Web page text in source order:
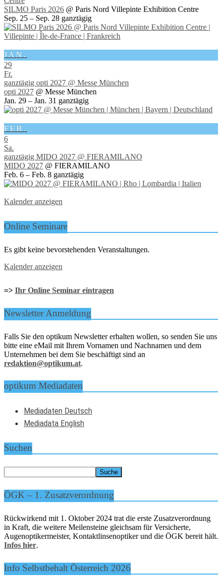
SILMO Paris 2026 @ Paris Nord Villepinte Exhibition Centre
Sep. 25 – Sep. 28 ganztägig
JAN.
29
Fr.
ganztägig opti 2027 @ Messe München
opti 2027 @ Messe München
Jan. 29 – Jan. 31 ganztägig
FEB.
6
Sa.
ganztägig MIDO 2027 @ FIERAMILANO
MIDO 2027 @ FIERAMILANO
Feb. 6 – Feb. 8 ganztägig
Kalender anzeigen
Online Seminare
Es gibt keine bevorstehenden Veranstaltungen.
Kalender anzeigen
=> Ihr Online Seminar eintragen
Newsletter Anmeldung
Falls Sie den optikum Newsletter erhalten wollen, so senden Sie uns
bitte eine eMail mit Ihrem Vornamen und Nachnamen und dem
Unternehmen bei dem Sie beschäftigt sind an
redaktion@optikum.at.
optikum Mediadaten
Mediadaten Deutsch
Mediadata English
Suchen
ÖGK – 1. Zusatzverordnung
Rückwirkend mit 1. Oktober 2024 trat die erste Zusatzverordnung
in Kraft, die weitere Meilensteine gleichsam für Versicherte,
Augenoptikermeister, Kontaktlinsenoptiker und die ÖGK bereit hält.
Infos hier.
Info Selbstbehalt Österreich 2026